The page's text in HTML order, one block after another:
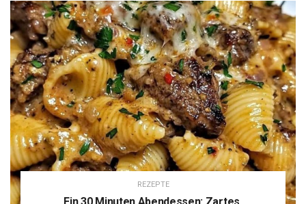
REZEPTE
Ein 30 Minuten Abendessen: Zartes,